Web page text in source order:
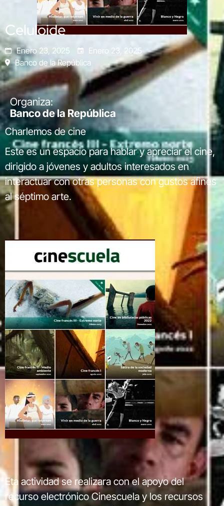
Celuloide
Enero 23, 2025
Enero 23, 2025
Banco de la República
Organiza:
Banco de la República
Charlemos de cine
Este es un espacio para hablar y apreciar el cine,
dirigido a jóvenes y adultos interesados en
interactuar con otras personas con gustos afines
al séptimo arte.
Eta actividad se realizara con el apoyo del
recurso electrónico Cinescuela y los recursos